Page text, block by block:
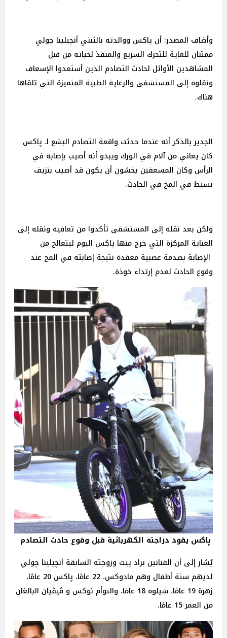
وأضاف المصدر: أن پاكس ووالدته بالتبني أنچيلينا چولي
ممتنان للغاية للتحرك السريع والمنقذ لحياته من قبل
المشاهدين الأوائل لحادث التصادم الذين أستعدوا الإسعاف
ونقلوه إلى المستشفى والرعاية الطبية المتميزة التي تلقاها
هناك.
الجدير بالذكر أنه عندما حدثت واقعة التصادم البشع لـ پاكس
كان يعاني من آلام في الورك ويبدو أنه أصيب بإصابة في
الرأس وكان المسعفين يخشون أن يكون قد أصيب بنزيف
بسيط في المخ في الحادث.
ولكن بعد نقله إلى المستشفى تأكدوا من تعافيه ونقله إلى
العناية المركزة التي خرج منها پاكس اليوم ليتعالج من
الإصابة بصدمة عصبية معقدة نتيجة إصابته في المخ عند
وقوع الحادث لعدم إرتداء خوذة.
پاكس يقود دراجته الكهربائية قبل وقوع حادث التصادم
يُشار إلى أن الفنانين براد پيت وزوجته السابقة أنچيلينا چولي
لديهم ستة أطفال وهم مادوكس، 22 عامًا، پاكس 20 عامًا،
زهرة 19 عامًا، شيلوه 18 عامًا، والتوأم نوكس و ڤيڤيان البالغان
من العمر 15 عامًا.